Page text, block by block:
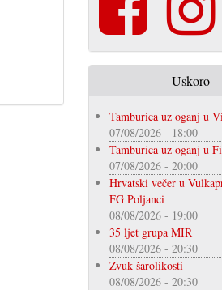
Uskoro
Tamburica uz oganj u
07/08/2026 - 18:00
Tamburica uz oganj u
07/08/2026 - 20:00
Hrvatski večer u
FG Poljanci
08/08/2026 - 19:00
35 ljet grupa MIR
08/08/2026 - 20:30
Zvuk šarolikosti
08/08/2026 - 20:30